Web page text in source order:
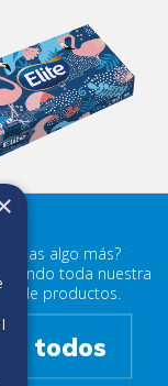
algo más?
toda nuestra
de productos.
Ver todos